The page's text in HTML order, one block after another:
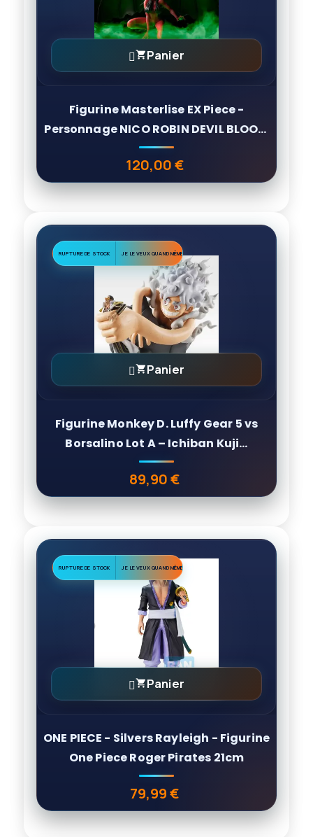
Panier
Figurine Masterlise EX Piece -
Personnage NICO ROBIN DEVIL BLOOM
LOT B
Prix
120,00 €
RUPTURE DE STOCK JE LE VEUX QUAND MÊME
Panier
Figurine Monkey D. Luffy Gear 5 vs
Borsalino Lot A – Ichiban Kuji...
Prix
89,90 €
RUPTURE DE STOCK JE LE VEUX QUAND MÊME
Panier
ONE PIECE - Silvers Rayleigh - Figurine
One Piece Roger Pirates 21cm
Prix
79,99 €